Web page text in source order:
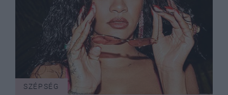
SZÉPSÉG